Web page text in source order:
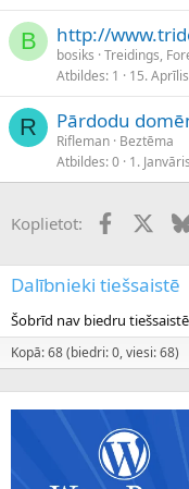
B http://
bosiks Treidings,
Atbildes 1 15.
R Pārdodu
Rifleman Beztēma
Atbildes 0 1.
Koplietot: Facebook
X
Dalībnieki tiešsaistē
Šobrīd nav biedru
Kopā: 68 (biedri: 0, viesi: 68)